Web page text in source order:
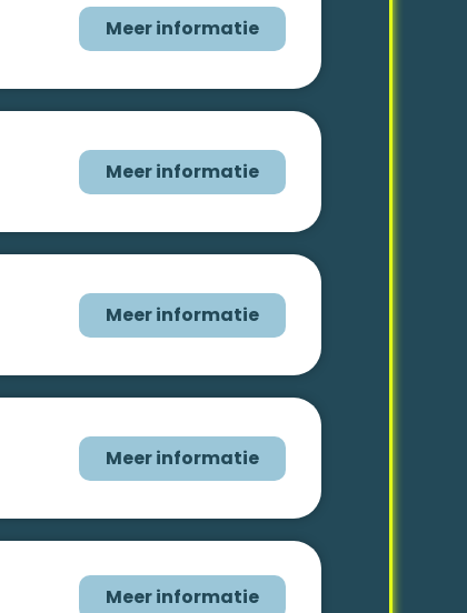
Meer informatie
Meer informatie
Meer informatie
Meer informatie
Meer informatie